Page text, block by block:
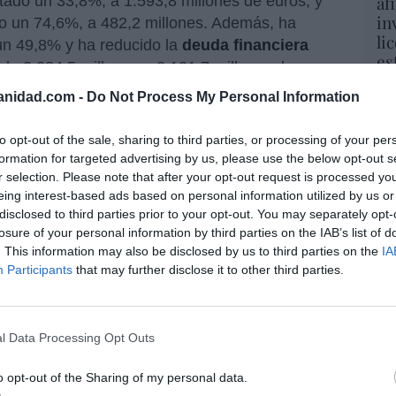
- Do Not Process My Personal Information
opt-out of the sale, sharing to third parties, or processing of your
for targeted advertising by us, please use the below opt-out
selection. Please note that after your opt-out request is processed
interest-based ads based on personal information utilized by us
to third parties prior to your opt-out. You may separately
of your personal information by third parties on the IAB’s list of
This information may also be disclosed by us to third parties on the
Participants that may further disclose it to other third parties.
Data Processing Opt Outs
opt-out of the Sharing of my personal data.
un 74,6%, a 482,2 millones. Además, ha
49,8% y ha reducido la deuda financiera
2.284,5 millones a 2.121,7 millones, lo que
deuda sobre ebitda de 1,4 veces a 1,1.
a
en sus números delprimer trimestre, y
Además, recientemente, ha anunciado
acciones (1,96% del capital), lo que le
625,3 millones de euros, para la
algo que los analistas del Banco Sabadell
relevante, dado el bajo importe del programa
a la remuneración al accionista.
nueve primeros meses de 2023
tu